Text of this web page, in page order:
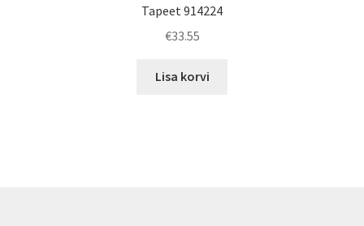
Tapeet 914224
€33.55
Lisa korvi